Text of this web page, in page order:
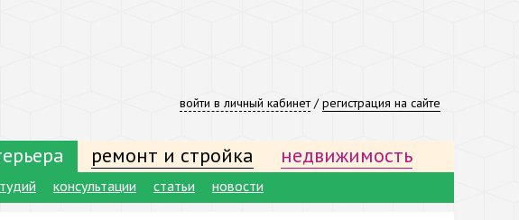
войти в личный кабинет/регистрация на сайте
ремонт и стройка недвижимость
консультации статьи новости